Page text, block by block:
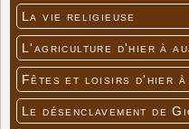
La vie religieuse
L'agriculture d'hier à
Fêtes et loisirs d'hier à
Le désenclavement de